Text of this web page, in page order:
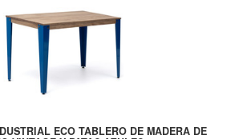
ECO TABLERO DE MADERA DE